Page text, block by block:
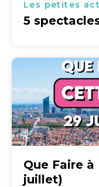
Les petites
5
Que Faire à
juillet)